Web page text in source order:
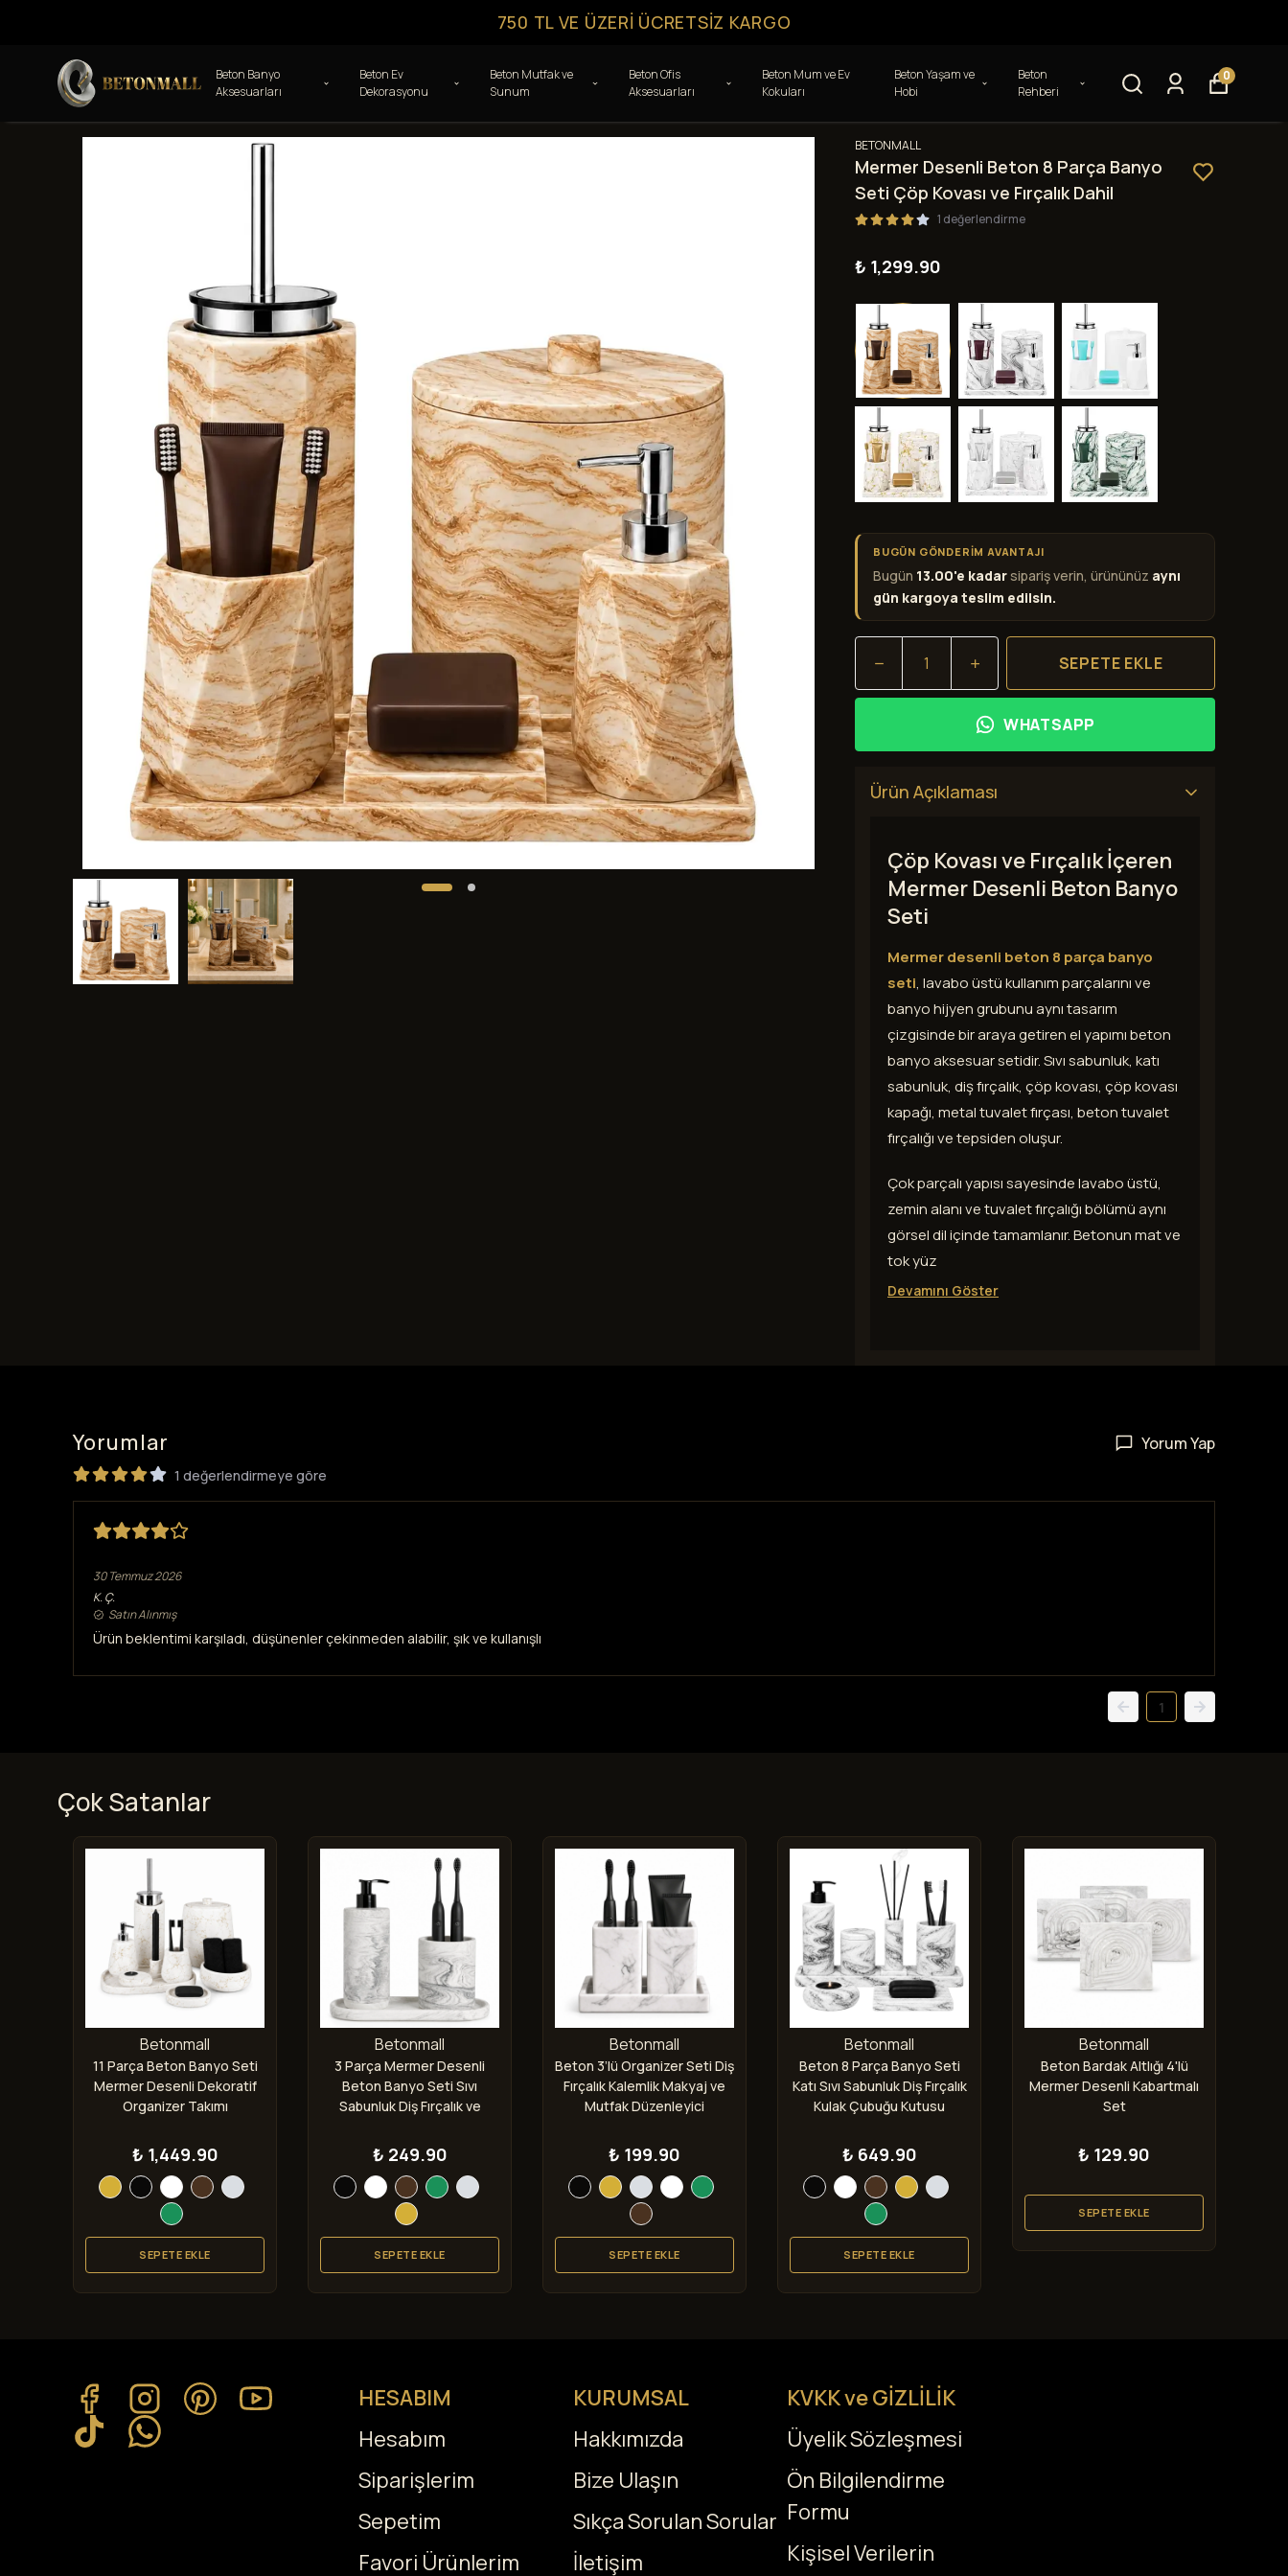
750 TL VE ÜZERI ÜCRETSIZ KARGO
Beton Banyo
Aksesuarları
Beton Ev
Dekorasyonu
Beton Mutfak ve
Sunum
Beton Ofis
Aksesuarları
Beton Mum ve Ev
Kokuları
Beton Yaşam ve
Hobi
Beton
Rehberi
0
BETONMALL
Mermer Desenli Beton 8 Parça Banyo
Seti Çöp Kovası ve Fırçalık Dahil
1 değerlendirme
₺ 1,299.90
BUGÜN GÖNDERİM AVANTAJI
Bugün 13.00'e kadar sipariş verin, ürününüz aynı
gün kargoya teslim edilsin.
SEPETE EKLE
WHATSAPP
Ürün Açıklaması
Çöp Kovası ve Fırçalık İçeren
Mermer Desenli Beton Banyo
Seti
Mermer desenli beton 8 parça banyo
seti, lavabo üstü kullanım parçalarını ve
banyo hijyen grubunu aynı tasarım
çizgisinde bir araya getiren el yapımı beton
banyo aksesuar setidir. Sıvı sabunluk, katı
sabunluk, diş fırçalık, çöp kovası, çöp kovası
kapağı, metal tuvalet fırçası, beton tuvalet
fırçalığı ve tepsiden oluşur.
Çok parçalı yapısı sayesinde lavabo üstü,
zemin alanı ve tuvalet fırçalığı bölümü aynı
görsel dil içinde tamamlanır. Betonun mat ve
tok yüz
Devamını Göster
Yorumlar Yorum Yap
1 değerlendirmeye göre
30 Temmuz 2026
K.Ç.
Satın Alınmış
Ürün beklentimi karşıladı, düşünenler çekinmeden alabilir, şık ve kullanışlı
1
Çok Satanlar
Betonmall
11 Parça Beton Banyo Seti
Mermer Desenli Dekoratif
Organizer Takımı
₺ 1,449.90
SEPETE EKLE
Betonmall
3 Parça Mermer Desenli
Beton Banyo Seti Sıvı
Sabunluk Diş Fırçalık ve
₺ 249.90
SEPETE EKLE
Betonmall
Beton 3’lü Organizer Seti Diş
Fırçalık Kalemlik Makyaj ve
Mutfak Düzenleyici
₺ 199.90
SEPETE EKLE
Betonmall
Beton 8 Parça Banyo Seti
Katı Sıvı Sabunluk Diş Fırçalık
Kulak Çubuğu Kutusu
₺ 649.90
SEPETE EKLE
Betonmall
Beton Bardak Altlığı 4'lü
Mermer Desenli Kabartmalı
Set
₺ 129.90
SEPETE EKLE
HESABIM
Hesabım
Siparişlerim
Sepetim
Favori Ürünlerim
KURUMSAL
Hakkımızda
Bize Ulaşın
Sıkça Sorulan Sorular
İletişim
KVKK ve GİZLİLİK
Üyelik Sözleşmesi
Ön Bilgilendirme
Formu
Kişisel Verilerin